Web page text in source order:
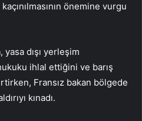
önemine vurgu
yasa dışı yerleşim
ihlal ettiğini ve barış
Fransız bakan bölgede
kınadı.